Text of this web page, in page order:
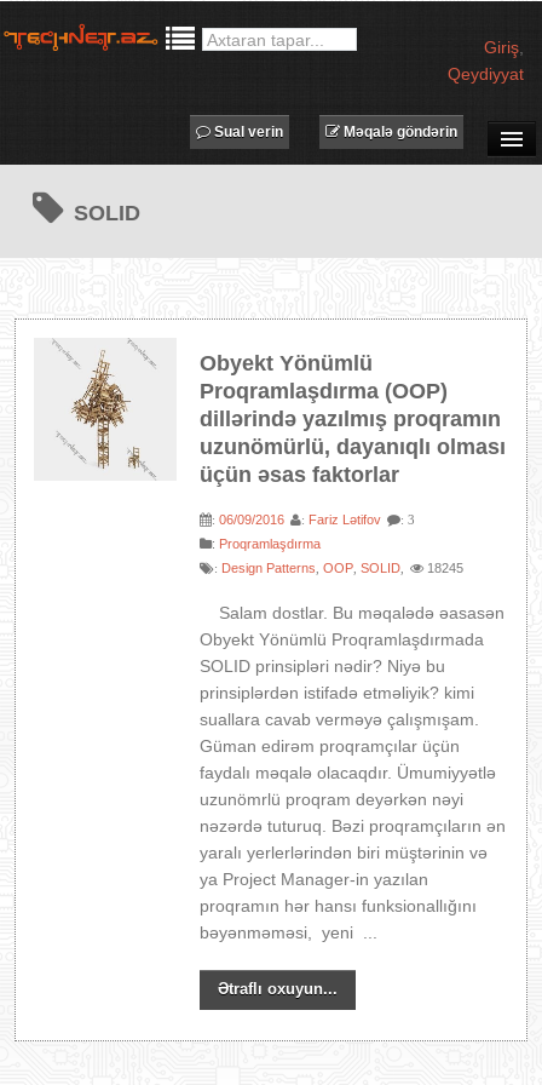
Giriş
Qeydiyyat
MƏQALƏLƏR
PROQRAMLAR
AVADANLIQLAR
IT LÜĞƏT
Məqalə göndərin
Sual verin
SOLID
Obyekt Yönümlü
Proqramlaşdırma (OOP)
dillərində yazılmış proqramın
uzunömürlü, dayanıqlı olması
üçün əsas faktorlar
:06/09/2016 : Fariz Lətifov : 3
: Proqramlaşdırma
: Design Patterns ,OOP ,SOLID 18245
Salam dostlar. Bu məqalədə əasasən
Obyekt Yönümlü Proqramlaşdırmada
SOLID prinsipləri nədir? Niyə bu
prinsiplərdən istifadə etməliyik? kimi
suallara cavab verməyə çalışmışam.
Güman edirəm proqramçılar üçün
faydalı məqalə olacaqdır. Ümumiyyətlə
uzunömrlü proqram deyərkən nəyi
nəzərdə tuturuq. Bəzi proqramçıların ən
yaralı yerlerlərindən biri müştərinin və
ya Project Manager-in yazılan
proqramın hər hansı funksionallığını
bəyənməməsi, yeni ...
Ətraflı oxuyun...